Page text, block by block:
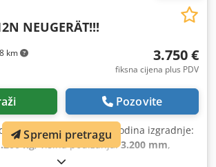
km
NEUGERÄT!!!
3.750 €
fiksna cijena plus PDV
Pozovite
mašine/vozila:16048, Godina izgradnje:
kg , visina podizanja:3.200 mm,
, vrsta goriva:
Spremi pretragu